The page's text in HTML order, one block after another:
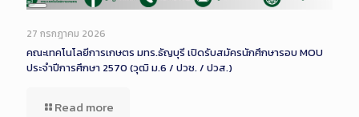
Long
Description
27 กรกฎาคม 2026
คณะเทคโนโลยีการเกษตร มทร.ธัญบุรี เปิดรับสมัครนักศึกษารอบ MOU
ประจำปีการศึกษา 2570 (วุฒิ ม.6 / ปวช. / ปวส.)
Read more